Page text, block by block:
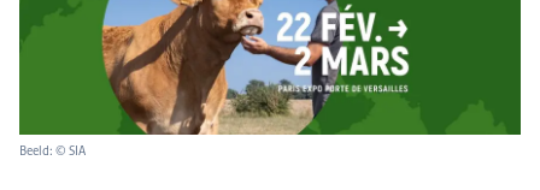
Beeld: © SIA